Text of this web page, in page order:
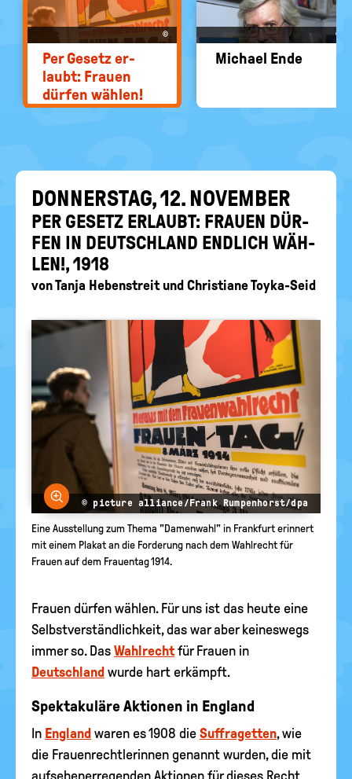
politische
Bildung
EIN-
/
©
Per Ge­setz er­
laubt: Frau­en
dür­fen wäh­len!
©
Mi­cha­el Ende
DON­NERS­TAG, 12. NO­VEM­BER
PER GE­SETZ ER­LAUBT: FRAU­EN DÜR­
FEN IN DEUTSCH­LAND END­LICH WÄH­
LEN!, 1918
vonTanja Hebenstreitund Christiane Toyka-Seid
Bild vergrößern
© picture alliance/Frank Rumpenhorst/dpa
Eine Ausstellung zum Thema "Damenwahl" in Frankfurt erinnert
mit einem Plakat an die Forderung nach dem Wahlrecht für
Frauen auf dem Frauentag 1914.
Frauen dürfen wählen. Für uns ist das heute eine
Selbstverständlichkeit, das war aber keineswegs
immer so. Das Wahlrechtfür Frauen in
Deutschland wurde hart erkämpft.
Spektakuläre Aktionen in England
In England waren es 1908 die Suffragetten, wie
die Frauenrechtlerinnen genannt wurden, die mit
aufsehenerregenden Aktionen für dieses Recht